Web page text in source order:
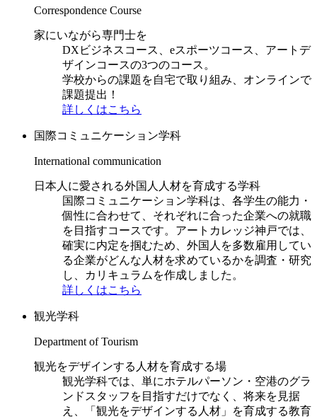
Correspondence Course
家にいながら専門士を
DXビジネスコース、eスポーツコース、アートデ
ザインコースの3つのコース。
学校からの課題を自宅で取り組み、オンラインで
課題提出！
詳しくはこちら
国際コミュニケーション学科
International communication
日本人に愛される外国人人材を育成する学科
国際コミュニケーション学科は、各学生の能力・
個性に合わせて、それぞれに合った企業への就職
を目指すコースです。アートカレッジ神戸では、
確実に内定を掴むため、外国人を多数雇用してい
る企業がどんな人材を求めているかを調査・研究
し、カリキュラムを作成しました。
詳しくはこちら
観光学科
Department of Tourism
観光をデザインする人材を育成する場
観光学科では、単にホテルパーソン・空港のグラ
ンドスタッフを目指すだけでなく、将来を見据
え、「観光をデザインする人材」を育成する教育